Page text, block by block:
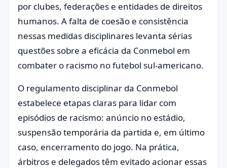
por clubes, federações e entidades de direitos
humanos. A falta de coesão e consistência
nessas medidas disciplinares levanta sérias
questões sobre a eficácia da Conmebol em
combater o racismo no futebol sul-americano.
O regulamento disciplinar da Conmebol
estabelece etapas claras para lidar com
episódios de racismo: anúncio no estádio,
suspensão temporária da partida e, em último
caso, encerramento do jogo. Na prática,
árbitros e delegados têm evitado acionar essas